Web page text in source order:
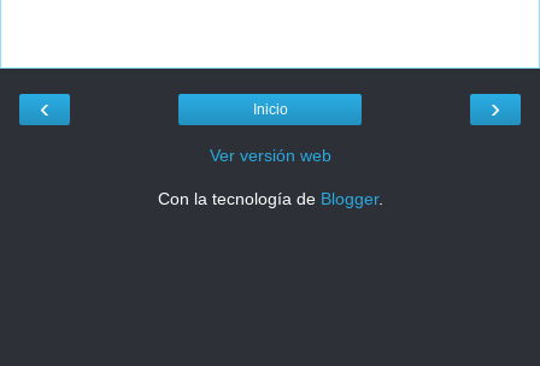
‹ ›
Inicio
Ver versión web
Con la tecnología de Blogger.